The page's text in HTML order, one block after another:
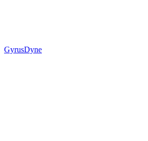
GyrusDyne